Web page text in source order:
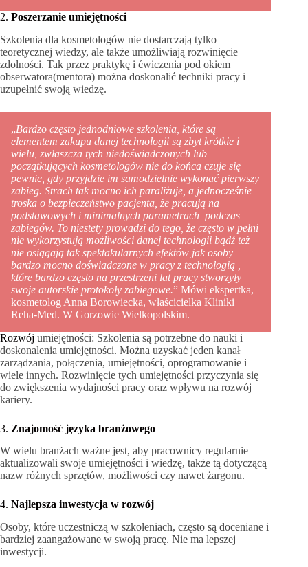
2. Poszerzanie umiejętności
Szkolenia dla kosmetologów nie dostarczają tylko
teoretycznej wiedzy, ale także umożliwiają rozwinięcie
zdolności. Tak przez praktykę i ćwiczenia pod okiem
obserwatora(mentora) można doskonalić techniki pracy i
uzupełnić swoją wiedzę.
„Bardzo często jednodniowe szkolenia, które są
elementem zakupu danej technologii są zbyt krótkie i
wielu, zwłaszcza tych niedoświadczonych lub
początkujących kosmetologów nie do końca czuje się
pewnie, gdy przyjdzie im samodzielnie wykonać pierwszy
zabieg. Strach tak mocno ich paraliżuje, a jednocześnie
troska o bezpieczeństwo pacjenta, że pracują na
podstawowych i minimalnych parametrach podczas
zabiegów. To niestety prowadzi do tego, że często w pełni
nie wykorzystują możliwości danej technologii bądź też
nie osiągają tak spektakularnych efektów jak osoby
bardzo mocno doświadczone w pracy z technologią ,
które bardzo często na przestrzeni lat pracy stworzyły
swoje autorskie protokoły zabiegowe.” Mówi ekspertka,
kosmetolog Anna Borowiecka, właścicielka Kliniki
Reha-Med. W Gorzowie Wielkopolskim.
Rozwój umiejętności: Szkolenia są potrzebne do nauki i
doskonalenia umiejętności. Można uzyskać jeden kanał
zarządzania, połączenia, umiejętności, oprogramowanie i
wiele innych. Rozwinięcie tych umiejętności przyczynia się
do zwiększenia wydajności pracy oraz wpływu na rozwój
kariery.
3. Znajomość języka branżowego
W wielu branżach ważne jest, aby pracownicy regularnie
aktualizowali swoje umiejętności i wiedzę, także tą dotyczącą
nazw różnych sprzętów, możliwości czy nawet żargonu.
4. Najlepsza inwestycja w rozwój
Osoby, które uczestniczą w szkoleniach, często są doceniane i
bardziej zaangażowane w swoją pracę. Nie ma lepszej
inwestycji.